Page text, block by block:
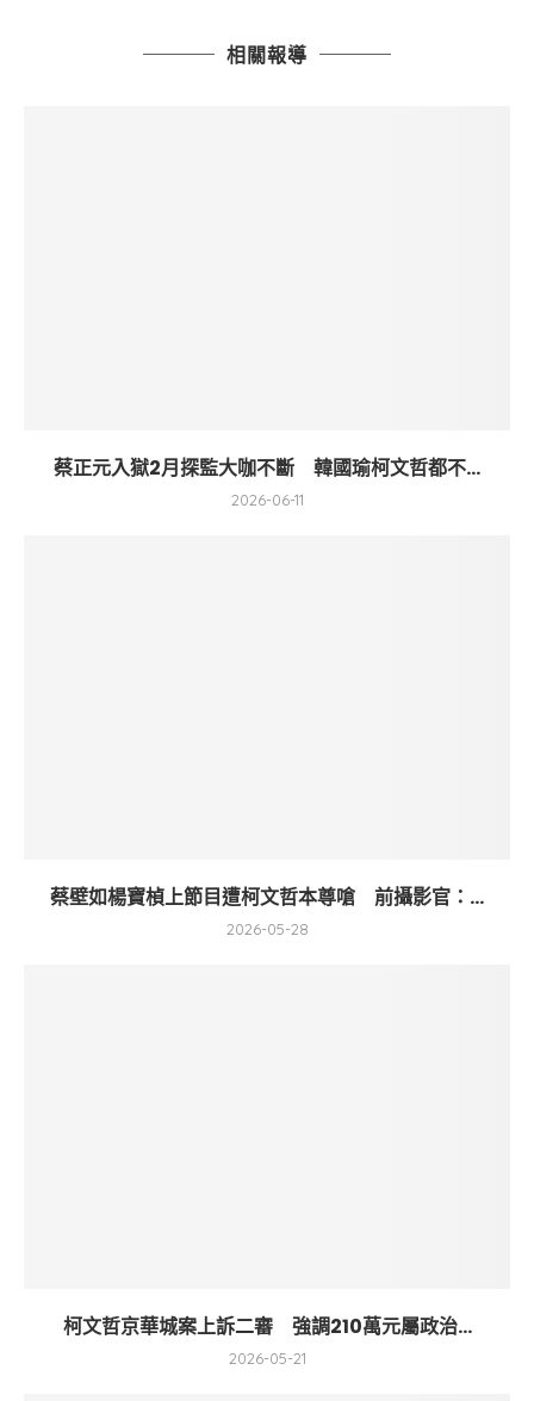
相關報導
蔡正元入獄2月探監大咖不斷 韓國瑜柯文哲都不...
2026-06-11
蔡壁如楊寶楨上節目遭柯文哲本尊嗆 前攝影官：...
2026-05-28
柯文哲京華城案上訴二審 強調210萬元屬政治...
2026-05-21